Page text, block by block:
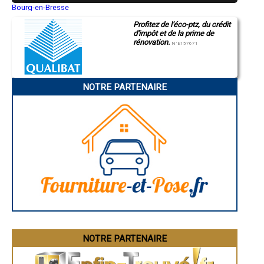
- Entreprise de rénovation immobilière à Richerenches
- Entreprise de rénovation immobilière à Puget
- Entreprise de rénovation immobilière à Villars
- Entreprise de rénovation immobilière à Rustrel
- Entreprise de rénovation immobilière à Puyvert
- Entreprise de rénovation immobilière à Fontaine-de-Vaucluse
- Entreprise de rénovation immobilière à La Bastidonne
- Entreprise de rénovation immobilière à Travaillan
- Entreprise de rénovation immobilière à Puyméras
- Entreprise de rénovation immobilière à Peypin-d'Aigues
- Entreprise de rénovation immobilière à Le Barroux
- Entreprise de rénovation immobilière à Viens
- Entreprise de rénovation immobilière à Gigondas
- Entreprise de rénovation immobilière à Roaix
- Entreprise de rénovation immobilière à Vaugines
- Entreprise de rénovation immobilière à Saint-Pierre-de-Vassols
- Entreprise de rénovation immobilière à Villedieu
- Entreprise de rénovation immobilière à Crestet
- Entreprise de rénovation immobilière à Modène
- Entreprise de rénovation immobilière à Méthamis
- Entreprise de rénovation immobilière à Lamotte-du-Rhône
- Entreprise de rénovation immobilière à Blauvac
Bourg-en-Bresse
Montluçon
Manosque
Gap
Charleville-Mézières
Pamiers
Narbonne
Saint-Brieuc
Besançon
Évreux
Brest
Profitez de l'éco-ptz, du crédit
d'impôt et de la prime de
rénovation. N°E157671
NOTRE PARTENAIRE
NOTRE PARTENAIRE